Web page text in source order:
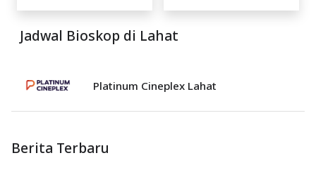
Jadwal Bioskop di Lahat
Platinum Cineplex Lahat
Berita Terbaru